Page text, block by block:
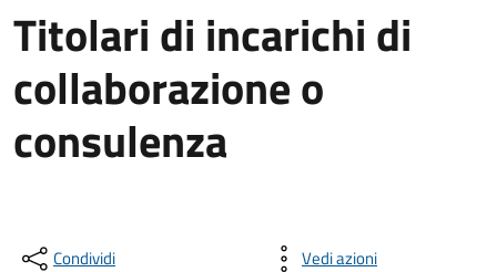
Titolari di incarichi di
collaborazione o
consulenza
Condividi Vedi azioni